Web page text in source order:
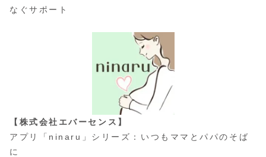
なぐサポート
【株式会社エバーセンス】
アプリ「ninaru」シリーズ：いつもママとパパのそば
に